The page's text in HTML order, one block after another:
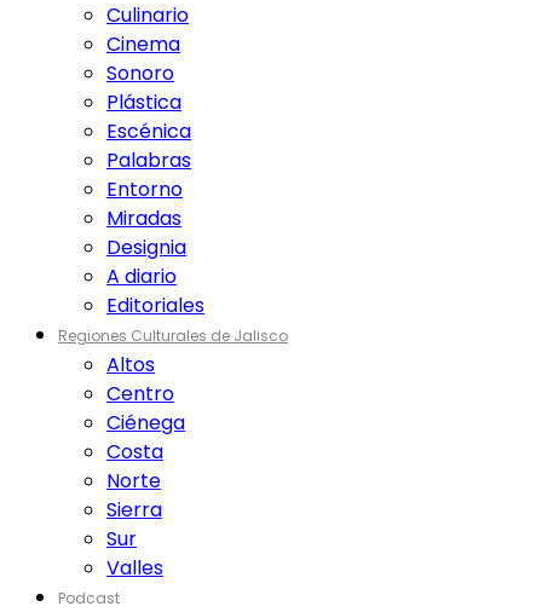
Culinario
Cinema
Sonoro
Plástica
Escénica
Palabras
Entorno
Miradas
Designia
A diario
Editoriales
Regiones Culturales de Jalisco
Altos
Centro
Ciénega
Costa
Norte
Sierra
Sur
Valles
Podcast